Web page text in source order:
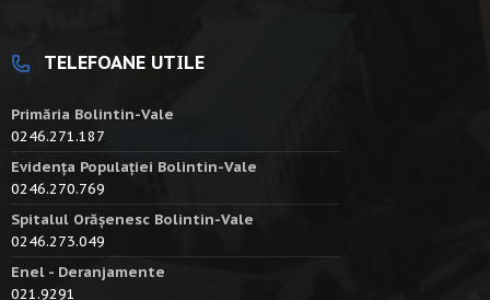
TELEFOANE UTILE
Primăria Bolintin-Vale
0246.271.187
Evidența Populației Bolintin-Vale
0246.270.769
Spitalul Orășenesc Bolintin-Vale
0246.273.049
Enel - Deranjamente
021.9291